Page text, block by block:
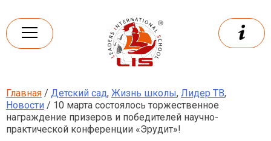
content
Leaders
International school
Главная / Детский сад, Жизнь школы, Лидер ТВ,
Новости / 10 марта состоялось торжественное
награждение призеров и победителей научно-
практической конференции «Эрудит»!